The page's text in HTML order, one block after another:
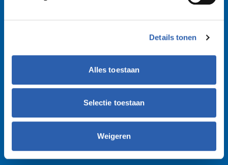
Details tonen
Alles toestaan
Selectie toestaan
Weigeren
💚